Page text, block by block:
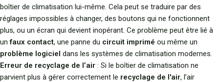
boîtier de climatisation lui-même. Cela peut se traduire par des
réglages impossibles à changer, des boutons qui ne fonctionnent
plus, ou un écran qui devient inopérant. Ce problème peut être lié à
unfaux contact, une panne du circuit imprimé ou même un
problème logiciel dans les systèmes de climatisation modernes.
Erreur de recyclage de l’air : Si le boîtier de climatisation ne
parvient plus à gérer correctement le recyclage de l'air, l’air